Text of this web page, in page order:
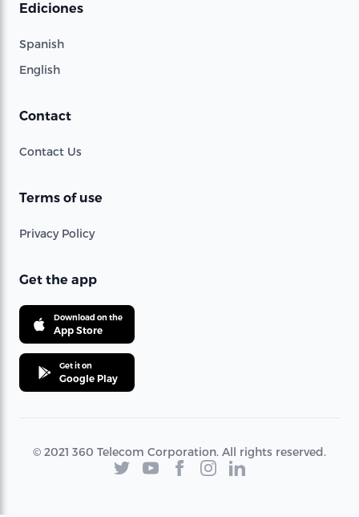
Ediciones
Spanish
English
Contact
Contact Us
Terms of use
Privacy Policy
Get the app
Download on the
App Store
Get it on
Google Play
© 2021 360 Telecom Corporation. All rights reserved.